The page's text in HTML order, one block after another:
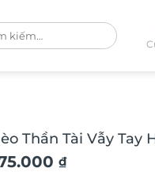
Thần Tài Vẫy Tay
₫